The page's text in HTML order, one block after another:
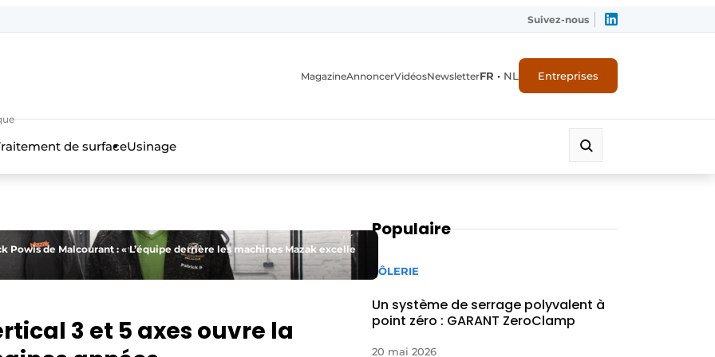
Suivez-nous
MagazineAnnoncerVidéosNewsletterFR • NL Entreprises
de surfaceUsinage
Powis de Malcourant : « L’équipe derrière les machines Mazak excelle
3 et 5 axes ouvre la
Populaire
TÔLERIE
Un système de serrage polyvalent à
point zéro : GARANT ZeroClamp
20 mai 2026